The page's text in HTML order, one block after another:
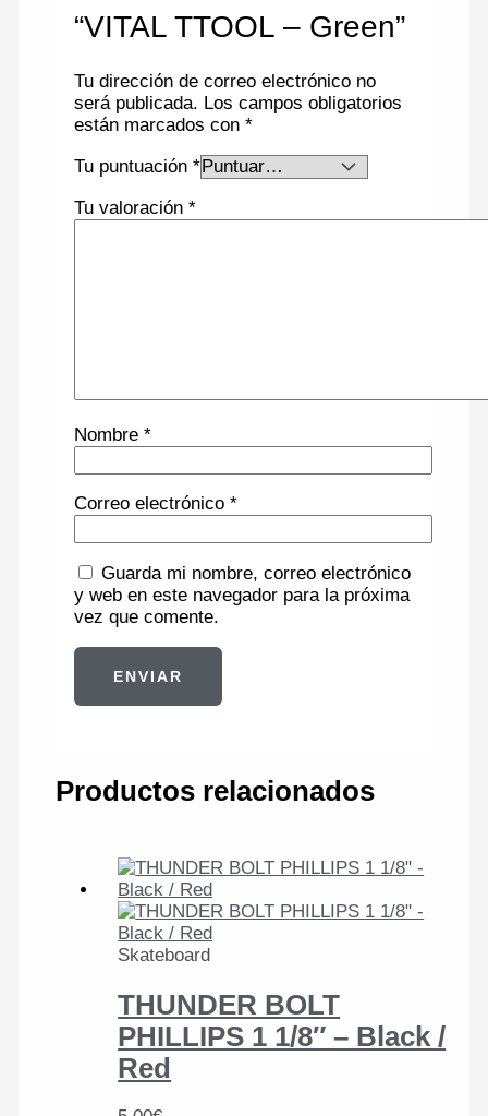
“VITAL TTOOL – Green”
Tu dirección de correo electrónico no
será publicada. Los campos obligatorios
están marcados con*
Tu puntuación*
Tu valoración*
Nombre*
Correo electrónico*
Guarda mi nombre, correo electrónico
y web en este navegador para la próxima
vez que comente.
Productos relacionados
Skateboard
THUNDER BOLT
PHILLIPS 1 1/8″ – Black /
Red